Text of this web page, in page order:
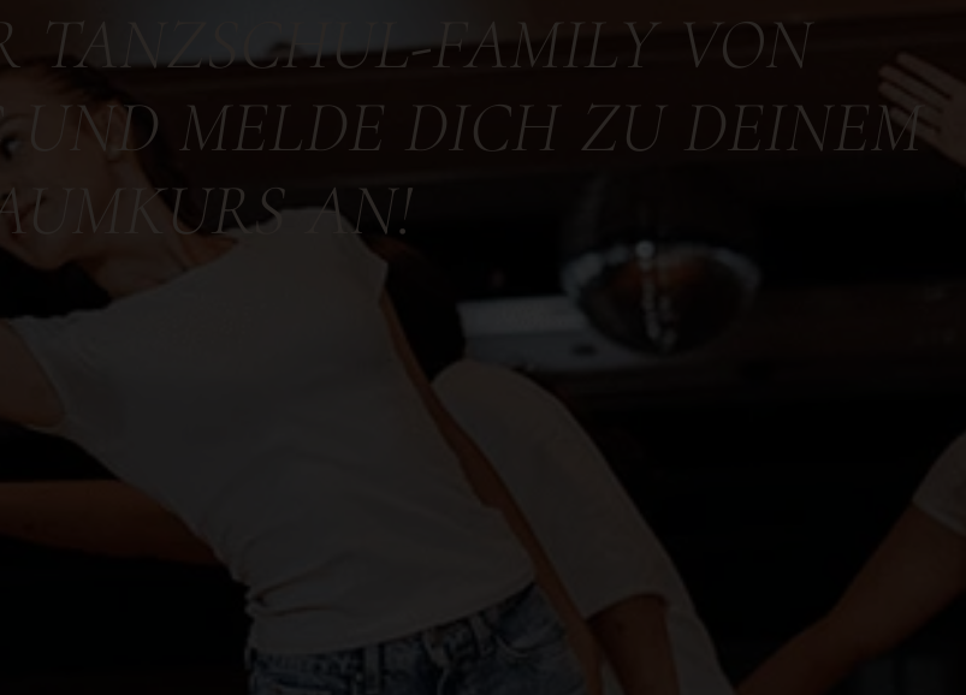
TANZSCHUL-FAMILY VON
MELDE DICH ZU DEINEM
AN!